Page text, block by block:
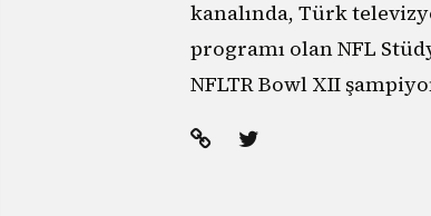
kanalında, Türk
programı olan NFL
NFLTR Bowl XII